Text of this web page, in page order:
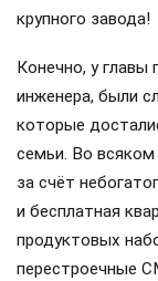
крупного завода!
Конечно, у главы
инженера, были
которые
семьи. Во всяком
за счёт
и бесплатная
продуктовых
перестроечные